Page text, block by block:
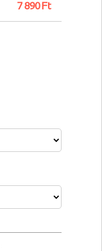
7 890 Ft